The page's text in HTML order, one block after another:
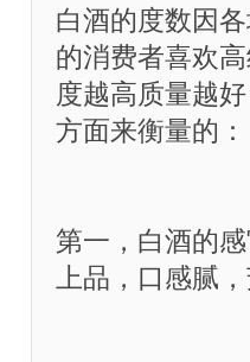
白酒的度数因
的消费者喜欢
度越高质量越
方面来衡量的：
第一，白酒的
上品，口感腻